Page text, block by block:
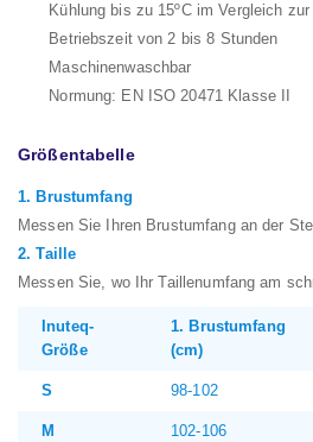
Kühlung bis zu 15ºC im Vergleich
Betriebszeit von 2 bis 8 Stunden
Maschinenwaschbar
Normung: EN ISO 20471 Klasse II
Größentabelle
1. Brustumfang
Messen Sie Ihren Brustumfang an der
2. Taille
Messen Sie, wo Ihr Taillenumfang am
Inuteq-
Größe
1. Brustumfang
(cm)
S 98-102
M 102-106